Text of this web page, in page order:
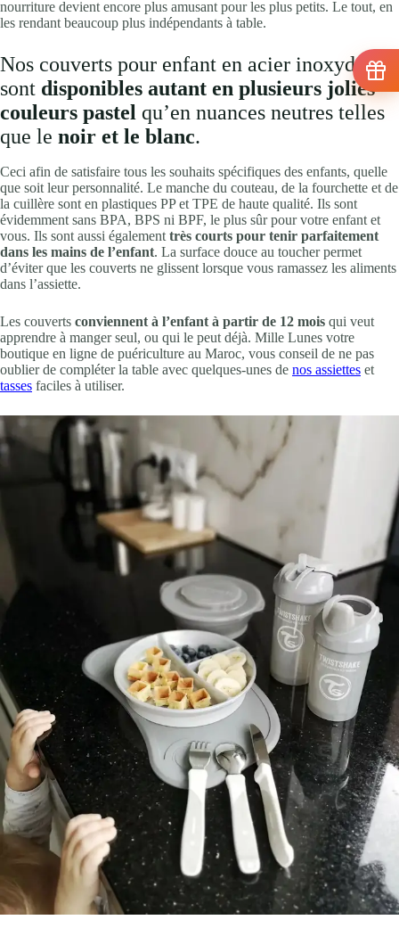
nourriture devient encore plus amusant pour les plus petits. Le tout, en
les rendant beaucoup plus indépendants à table.
Nos couverts pour enfant en acier inoxydable
sont disponibles autant en plusieurs jolies
couleurs pastel qu’en nuances neutres telles
que le noir et le blanc.
Ceci afin de satisfaire tous les souhaits spécifiques des enfants, quelle
que soit leur personnalité. Le manche du couteau, de la fourchette et de
la cuillère sont en plastiques PP et TPE de haute qualité. Ils sont
évidemment sans BPA, BPS ni BPF, le plus sûr pour votre enfant et
vous. Ils sont aussi également très courts pour tenir parfaitement
dans les mains de l’enfant. La surface douce au toucher permet
d’éviter que les couverts ne glissent lorsque vous ramassez les aliments
dans l’assiette.
Les couverts conviennent à l’enfant à partir de 12 mois qui veut
apprendre à manger seul, ou qui le peut déjà. Mille Lunes votre
boutique en ligne de puériculture au Maroc, vous conseil de ne pas
oublier de compléter la table avec quelques-unes de nos assiettes et
tasses faciles à utiliser.